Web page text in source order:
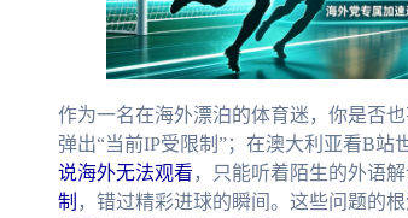
作为一名在海外漂泊的体育迷，你是否
弹出“当前IP受限制”；在澳大利亚看B站
说海外无法观看 ，只能听着陌生的外语解
制 ，错过精彩进球的瞬间。这些问题的